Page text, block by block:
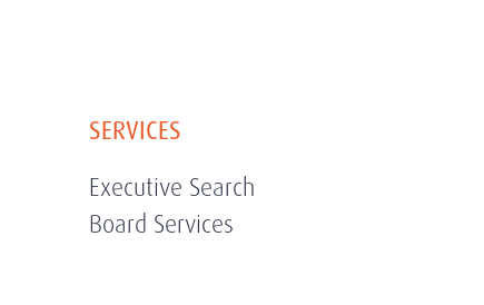
SERVICES
Executive Search
Board Services